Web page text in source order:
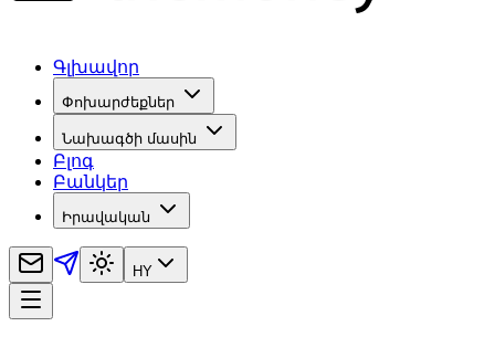
Գլխավոր
Փոխարժեքներ
Նախագծի մասին
Բլոգ
Բանկեր
Իրավական
HY